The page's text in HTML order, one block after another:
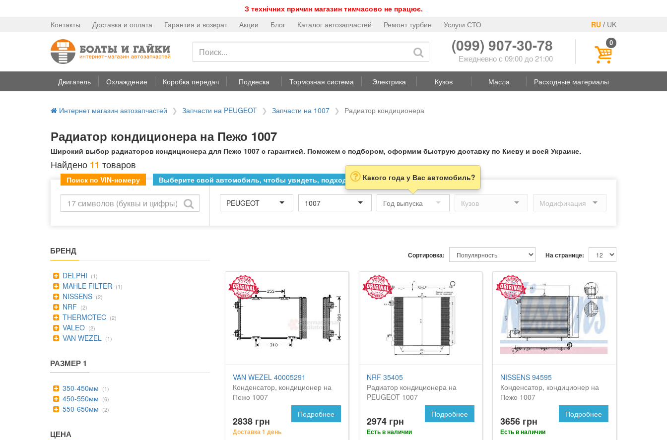
З технічних причин магазин тимчасово не працює.
RU / UK
Контакты Доставка и оплата Гарантия и возврат Акции Блог Каталог автозапчастей Ремонт турбин Услуги СТО
(099) 907-30-78
Ежедневно с 09:00 до 21:00
0
Двигатель Охлаждение Коробка передач Подвеска Тормозная система Электрика Кузов Масла Расходные материалы
Интернет магазин автозапчастей Запчасти на PEUGEOT Запчасти на 1007 Радиатор кондиционера
Радиатор кондиционера на Пежо 1007
Широкий выбор радиаторов кондиционера для Пежо 1007 с гарантией. Поможем с подбором, оформим быструю доставку по Киеву и всей Украине.
Найдено 11 товаров
Поиск по VIN-номеру Выберите свой автомобиль, чтобы увидеть, подходит ли товар к нему
PEUGEOT 1007
Какого года у Вас автомобиль?
БРЕНД
DELPHI (1)
MAHLE FILTER (1)
NISSENS (2)
NRF (2)
THERMOTEC (2)
VALEO (2)
VAN WEZEL (1)
РАЗМЕР 1
350-450мм (1)
450-550мм (6)
550-650мм (2)
ЦЕНА
На странице:
Сортировка:
VAN WEZEL 40005291
Конденсатор, кондиционер на
Пежо 1007
2838 грн
Доставка 1 день
Подробнее
NRF 35405
Радиатор кондиционера на
PEUGEOT 1007
2974 грн
Есть в наличии
Подробнее
NISSENS 94595
Конденсатор, кондиционер на
Пежо 1007
3656 грн
Есть в наличии
Подробнее